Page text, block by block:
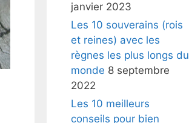
janvier 2023
Les 10 souverains (rois
et reines) avec les
règnes les plus longs du
monde 8 septembre
2022
Les 10 meilleurs
conseils pour bien